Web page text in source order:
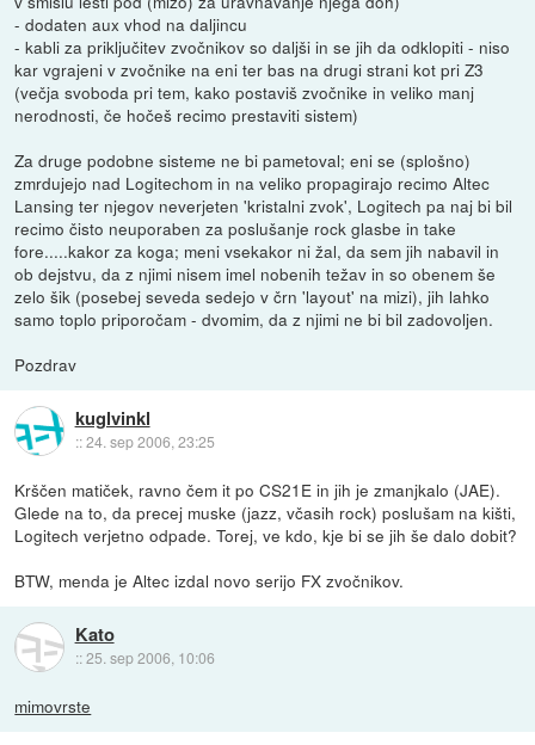
- dodaten aux vhod na daljincu
- kabli za priključitev zvočnikov so daljši in se jih da odklopiti - niso
kar vgrajeni v zvočnike na eni ter bas na drugi strani kot pri Z3
(večja svoboda pri tem, kako postaviš zvočnike in veliko manj
nerodnosti, če hočeš recimo prestaviti sistem)
Za druge podobne sisteme ne bi pametoval; eni se (splošno)
zmrdujejo nad Logitechom in na veliko propagirajo recimo Altec
Lansing ter njegov neverjeten 'kristalni zvok', Logitech pa naj bi bil
recimo čisto neuporaben za poslušanje rock glasbe in take
fore.....kakor za koga; meni vsekakor ni žal, da sem jih nabavil in
ob dejstvu, da z njimi nisem imel nobenih težav in so obenem še
zelo šik (posebej seveda sedejo v črn 'layout' na mizi), jih lahko
samo toplo priporočam - dvomim, da z njimi ne bi bil zadovoljen.
Pozdrav
kuglvinkl
::24. sep 2006, 23:25
Krščen matiček, ravno čem it po CS21E in jih je zmanjkalo (JAE).
Glede na to, da precej muske (jazz, včasih rock) poslušam na kišti,
Logitech verjetno odpade. Torej, ve kdo, kje bi se jih še dalo dobit?
BTW, menda je Altec izdal novo serijo FX zvočnikov.
Kato
::25. sep 2006, 10:06
mimovrste